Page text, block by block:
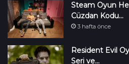
Steam Oyun
Cüzdan Kodu…
3 hafta önce
Resident Evil
Seri ve…